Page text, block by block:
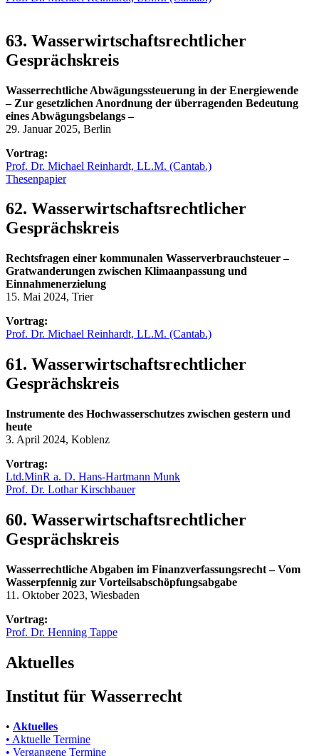
63. Wasserwirtschaftsrechtlicher
Gesprächskreis
Wasserrechtliche Abwägungssteuerung in der Energiewende
– Zur gesetzlichen Anordnung der überragenden Bedeutung
eines Abwägungsbelangs –
29. Januar 2025, Berlin
Vortrag:
Prof. Dr. Michael Reinhardt, LL.M. (Cantab.)
Thesenpapier
62. Wasserwirtschaftsrechtlicher
Gesprächskreis
Rechtsfragen einer kommunalen Wasserverbrauchsteuer –
Gratwanderungen zwischen Klimaanpassung und
Einnahmenerzielung
15. Mai 2024, Trier
Vortrag:
Prof. Dr. Michael Reinhardt, LL.M. (Cantab.)
61. Wasserwirtschaftsrechtlicher
Gesprächskreis
Instrumente des Hochwasserschutzes zwischen gestern und
heute
3. April 2024, Koblenz
Vortrag:
Ltd.MinR a. D. Hans-Hartmann Munk
Prof. Dr. Lothar Kirschbauer
60. Wasserwirtschaftsrechtlicher
Gesprächskreis
Wasserrechtliche Abgaben im Finanzverfassungsrecht – Vom
Wasserpfennig zur Vorteilsabschöpfungsabgabe
11. Oktober 2023, Wiesbaden
Vortrag:
Prof. Dr. Henning Tappe
Aktuelles
Institut für Wasserrecht
• Aktuelles
• Aktuelle Termine
• Vergangene Termine